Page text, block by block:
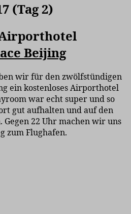
(Tag 2)
Beijing
wir für den zwölfstündigen
ein kostenloses Airporthotel
war echt super und so
gut aufhalten und auf den
22 Uhr machen wir uns
zum Flughafen.